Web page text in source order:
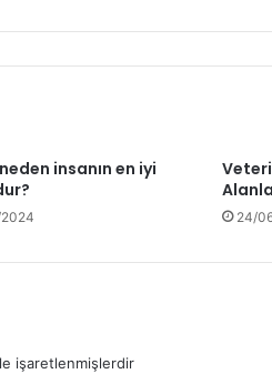
insanın en iyi
24/
işaretlenmişlerdir